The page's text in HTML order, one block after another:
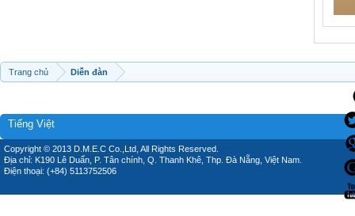
Trang chủ Diễn đàn
Tiếng Việt
Copyright © 2013 D.M.E.C Co.,Ltd, All Rights Reserved.
Địa chỉ: K190 Lê Duẩn, P. Tân chính, Q. Thanh Khê, Thp. Đà Nẵng, Việt Nam.
Điện thoại: (+84) 5113752506